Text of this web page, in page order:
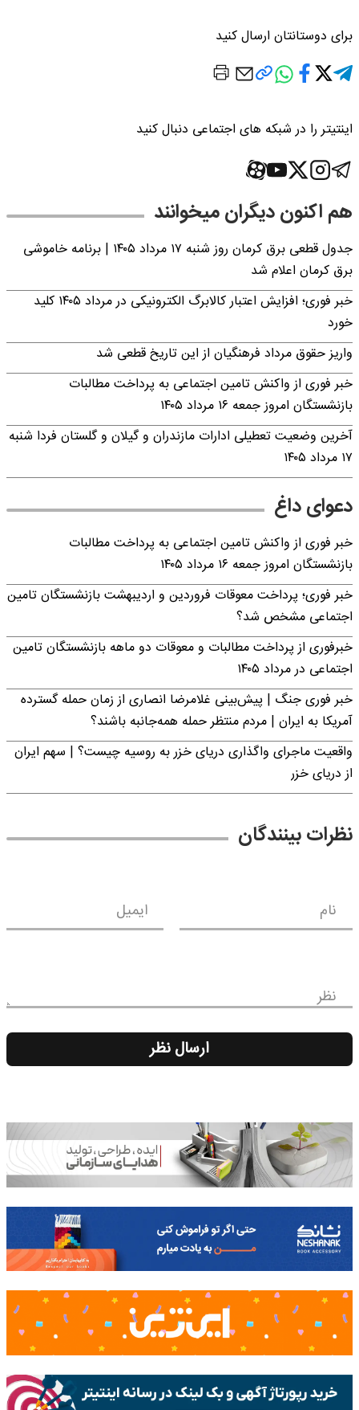
برای دوستانتان ارسال کنید
اینتیتر را در شبکه های اجتماعی دنبال کنید
هم اکنون دیگران میخوانند
جدول قطعی برق کرمان روز شنبه ۱۷ مرداد ۱۴۰۵ | برنامه خاموشی
برق کرمان اعلام شد
خبر فوری؛ افزایش اعتبار کالابرگ الکترونیکی در مرداد ۱۴۰۵ کلید
خورد
واریز حقوق مرداد فرهنگیان از این تاریخ قطعی شد
خبر فوری از واکنش تامین اجتماعی به پرداخت مطالبات
بازنشستگان امروز جمعه ۱۶ مرداد ۱۴۰۵
آخرین وضعیت تعطیلی ادارات مازندران و گیلان و گلستان فردا شنبه
۱۷ مرداد ۱۴۰۵
دعوای داغ
خبر فوری از واکنش تامین اجتماعی به پرداخت مطالبات
بازنشستگان امروز جمعه ۱۶ مرداد ۱۴۰۵
خبر فوری؛ پرداخت معوقات فروردین و اردیبهشت بازنشستگان تامین
اجتماعی مشخص شد؟
خبرفوری از پرداخت مطالبات و معوقات دو ماهه بازنشستگان تامین
اجتماعی در مرداد ۱۴۰۵
خبر فوری جنگ | پیش‌بینی غلامرضا انصاری از زمان حمله گسترده
آمریکا به ایران | مردم منتظر حمله همه‌جانبه باشند؟
واقعیت ماجرای واگذاری دریای خزر به روسیه چیست؟ | سهم ایران
از دریای خزر
نظرات بینندگان
نام ایمیل
نظر
ارسال نظر